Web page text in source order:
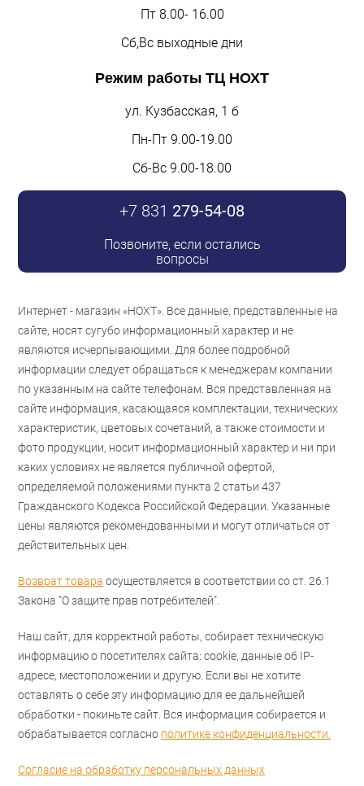
Пт 8.00- 16.00
Сб,Вс выходные дни
Режим работы ТЦ НОХТ
ул. Кузбасская, 1 б
Пн-Пт 9.00-19.00
Сб-Вс 9.00-18.00
+7 831 279-54-08
Позвоните, если остались
вопросы
Интернет - магазин «НОХТ». Все данные, представленные на
сайте, носят сугубо информационный характер и не
являются исчерпывающими. Для более подробной
информации следует обращаться к менеджерам компании
по указанным на сайте телефонам. Вся представленная на
сайте информация, касающаяся комплектации, технических
характеристик, цветовых сочетаний, а также стоимости и
фото продукции, носит информационный характер и ни при
каких условиях не является публичной офертой,
определяемой положениями пункта 2 статьи 437
Гражданского Кодекса Российской Федерации. Указанные
цены являются рекомендованными и могут отличаться от
действительных цен.
Возврат товара осуществляется в соответствии со ст. 26.1
Закона "О защите прав потребителей".
Наш сайт, для корректной работы, собирает техническую
информацию о посетителях сайта: cookie, данные об IP-
адресе, местоположении и другую. Если вы не хотите
оставлять о себе эту информацию для ее дальнейшей
обработки - покиньте сайт. Вся информация собирается и
обрабатывается согласно политике конфиденциальности.
Согласие на обработку персональных данных